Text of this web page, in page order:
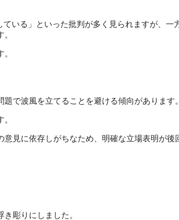
いる」といった批判が多く見られますが、一
で波風を立てることを避ける傾向があります。
見に依存しがちなため、明確な立場表明が後
彫りにしました。